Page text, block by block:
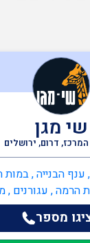
שי מגן
המרכז, דרום, ירושלים
הבנייה , במות
הרמה , עגורנים ,
מלגזנים
מספר